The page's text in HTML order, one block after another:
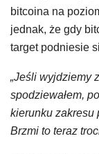
bitcoina na
jednak, że gdy
target podniesie
„Jeśli wyjdziemy
spodziewałem,
kierunku zakresu
Brzmi to teraz